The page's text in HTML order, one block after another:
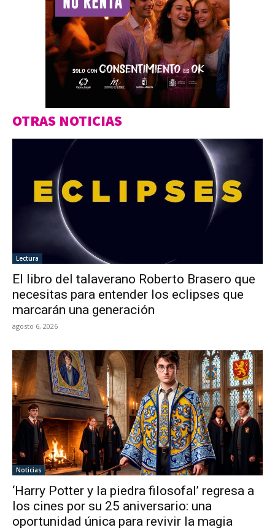
OTRAS NOTICIAS
Lectura
El libro del talaverano Roberto Brasero que
necesitas para entender los eclipses que
marcarán una generación
agosto 6, 2026
Noticias
‘Harry Potter y la piedra filosofal’ regresa a
los cines por su 25 aniversario: una
oportunidad única para revivir la magia